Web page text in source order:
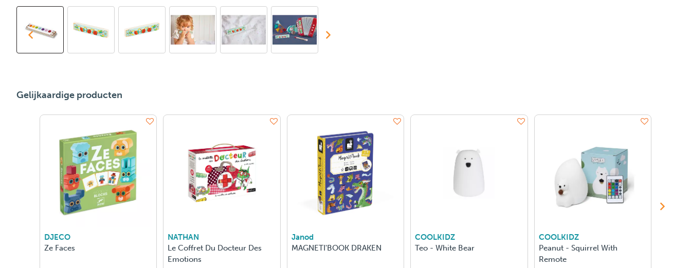
Gelijkaardige producten
DJECO
Ze Faces
NATHAN
Le Coffret Du Docteur Des
Emotions
Janod
MAGNETI'BOOK DRAKEN
COOLKIDZ
Teo - White Bear
COOLKIDZ
Peanut - Squirrel With
Remote